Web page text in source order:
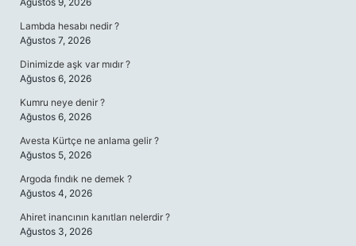
Lambda hesabı nedir ?
Ağustos 7, 2026
Dinimizde aşk var mıdır ?
Ağustos 6, 2026
Kumru neye denir ?
Ağustos 6, 2026
Avesta Kürtçe ne anlama gelir ?
Ağustos 5, 2026
Argoda fındık ne demek ?
Ağustos 4, 2026
Ahiret inancının kanıtları nelerdir ?
Ağustos 3, 2026